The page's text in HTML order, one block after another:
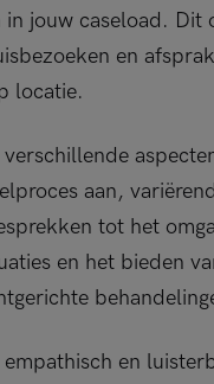
in jouw caseload. Dit
en
locatie.
aan,
tot het
en het bieden
en